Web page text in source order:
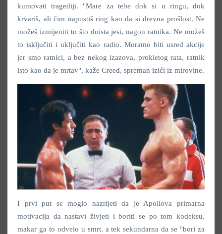
kumovati tragediji. "Mare za tebe dok si u ringu, dok
krvariš, ali čim napustiš ring kao da si drevna prošlost. Ne
možeš izmijeniti to što doista jesi, nagon ratnika. Ne možeš
to isključiti i uključiti kao radio. Moramo biti usred akcije
jer smo ratnici, a bez nekog izazova, prokletog rata, ratnik
isto kao da je mrtav", kaže Creed, spreman izići iz mirovine.
I prvi put se moglo nazrijeti da je Apollova primarna
motivacija da nastavi živjeti i boriti se po tom kodeksu,
makar ga to odvelo u smrt, a tek sekundarna da se "bori za